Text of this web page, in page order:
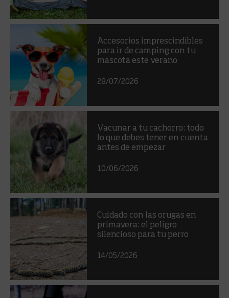
Accesorios imprescindibles
para ir de camping con tu
mascota este verano
28/07/2026
Vacunar a tu cachorro: todo
lo que debes tener en cuenta
antes de empezar
10/06/2026
Cuidado con las orugas en
primavera: el peligro
silencioso para tu perro
14/05/2026